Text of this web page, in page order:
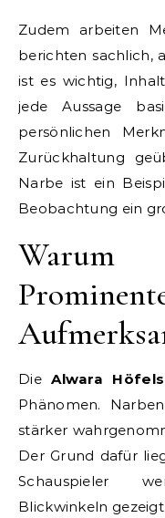
Zudem arbeiten
berichten sachlich,
ist es wichtig,
jede Aussage
persönlichen
Zurückhaltung
Narbe ist ein
Beobachtung ein
DieAlwara
Phänomen.
stärker
Der Grund dafür
Schauspieler
Blickwinkeln